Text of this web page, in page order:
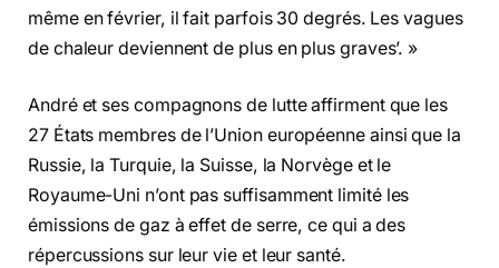
même en février, il fait parfois 30 degrés. Les vagues
de chaleur deviennent de plus en plus graves’. »
André et ses compagnons de lutte affirment que les
27 États membres de l’Union européenne ainsi que la
Russie, la Turquie, la Suisse, la Norvège et le
Royaume-Uni n’ont pas suffisamment limité les
émissions de gaz à effet de serre, ce qui a des
répercussions sur leur vie et leur santé.